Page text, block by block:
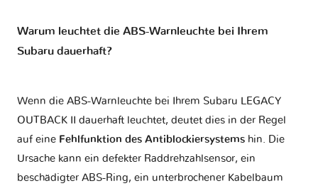
Warum leuchtet die ABS-Warnleuchte bei Ihrem
Subaru dauerhaft?
Wenn die ABS-Warnleuchte bei Ihrem Subaru LEGACY
OUTBACK II dauerhaft leuchtet, deutet dies in der Regel
auf eine Fehlfunktion des Antiblockiersystems hin. Die
Ursache kann ein defekter Raddrehzahlsensor, ein
beschädigter ABS-Ring, ein unterbrochener Kabelbaum